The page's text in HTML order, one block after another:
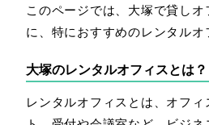
このページでは、大塚で貸し
に、特におすすめのレンタルオ
大塚のレンタルオフィスとは？
レンタルオフィスとは、オフ